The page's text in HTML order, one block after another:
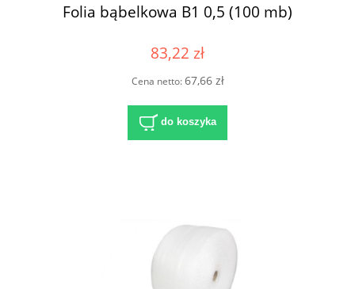
Folia bąbelkowa B1 0,5 (100 mb)
83,22 zł
Cena netto:67,66 zł
do koszyka